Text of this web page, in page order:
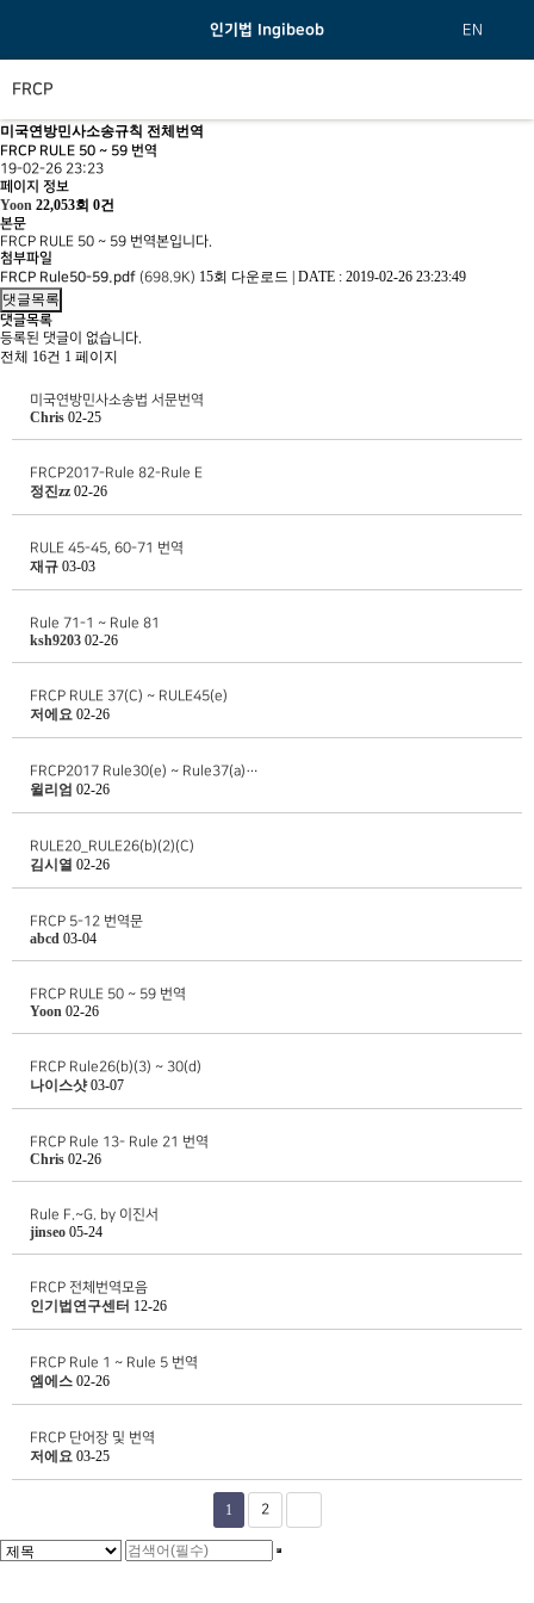
인기법 Ingibeob EN
FRCP
미국연방민사소송규칙 전체번역
FRCP RULE 50 ~ 59 번역
19-02-26 23:23
페이지 정보
Yoon 22,053회 0건
본문
FRCP RULE 50 ~ 59 번역본입니다.
첨부파일
FRCP Rule50-59.pdf (698.9K) 15회 다운로드
DATE : 2019-02-26 23:23:49
댓글목록
댓글목록
등록된 댓글이 없습니다.
전체 16건 1 페이지
미국연방민사소송법 서문번역
Chris 02-25
FRCP2017-Rule 82-Rule E
정진zz 02-26
RULE 45-45, 60-71 번역
재규 03-03
Rule 71-1 ~ Rule 81
ksh9203 02-26
FRCP RULE 37(C) ~ RULE45(e)
저에요 02-26
FRCP2017 Rule30(e) ~ Rule37(a)…
윌리엄 02-26
RULE20_RULE26(b)(2)(C)
김시열 02-26
FRCP 5-12 번역문
abcd 03-04
FRCP RULE 50 ~ 59 번역
Yoon 02-26
FRCP Rule26(b)(3) ~ 30(d)
나이스샷 03-07
FRCP Rule 13- Rule 21 번역
Chris 02-26
Rule F.~G. by 이진서
jinseo 05-24
FRCP 전체번역모음
인기법연구센터 12-26
FRCP Rule 1 ~ Rule 5 번역
엠에스 02-26
FRCP 단어장 및 번역
저에요 03-25
1 2